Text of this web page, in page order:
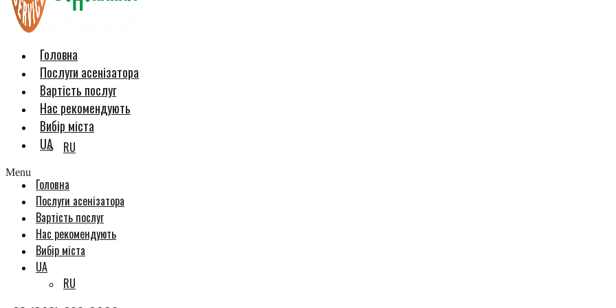
Головна
Послуги асенізатора
Вартість послуг
Нас рекомендують
Вибір міста
UA
RU
Menu
Головна
Послуги асенізатора
Вартість послуг
Нас рекомендують
Вибір міста
UA
RU